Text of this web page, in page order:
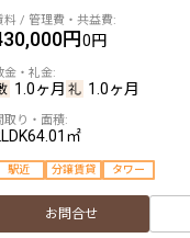
設備、方位、階数などの
円0円
1.0ヶ月 1.0ヶ月
64.01㎡
駅近 分譲賃貸 タワー
お問合せ